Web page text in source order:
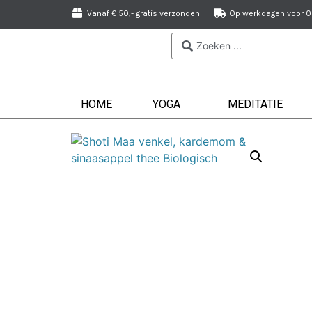
Vanaf € 50,- gratis verzonden Op werkdagen voor
HOME YOGA MEDITATIE